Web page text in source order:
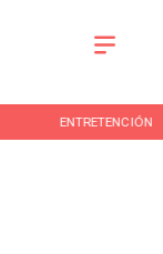
ENTRETENCIÓN